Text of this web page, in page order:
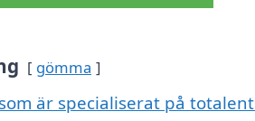
gömma
är specialiserat på